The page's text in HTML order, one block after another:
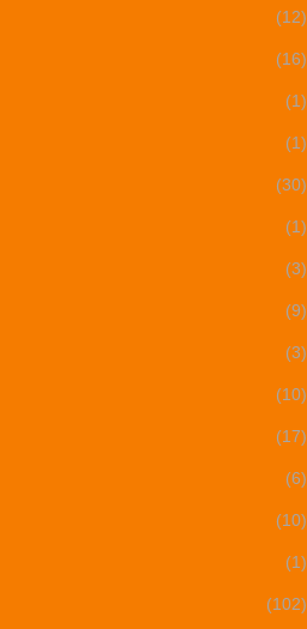
(12)
(16)
(1)
(1)
(30)
(1)
(3)
(9)
(3)
(10)
(17)
(6)
(10)
(1)
(102)